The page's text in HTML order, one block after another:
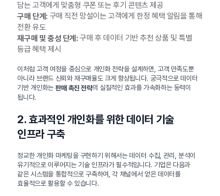
담는 고객에게 맞춤형 쿠폰 또는 후기 콘텐츠 제공
구매 단계:구매 직전 망설이는 고객에게 한정 혜택 알림을 통해
전환 유도
재구매 및 충성 단계:구매 후 데이터 기반 추천 상품 및 특별
등급 혜택 제시
이처럼 고객 여정을 중심으로 개인화 전략을 설계하면, 고객 만족도뿐
아니라 브랜드 신뢰와 재구매율도 크게 향상됩니다. 궁극적으로 데이터
기반 개인화는 판매 촉진 전략의 실질적인 효과를 가속화하는 동력이
됩니다.
2. 효과적인 개인화를 위한 데이터 기술
인프라 구축
정교한 개인화 마케팅을 구현하기 위해서는 데이터 수집, 관리, 분석이
유기적으로 이루어지는 기술 인프라가 필수적입니다. 기업은 다음과
같은 시스템을 통합적으로 구축하여, 각 채널에서 얻은 데이터를
효율적으로 활용할 수 있습니다.